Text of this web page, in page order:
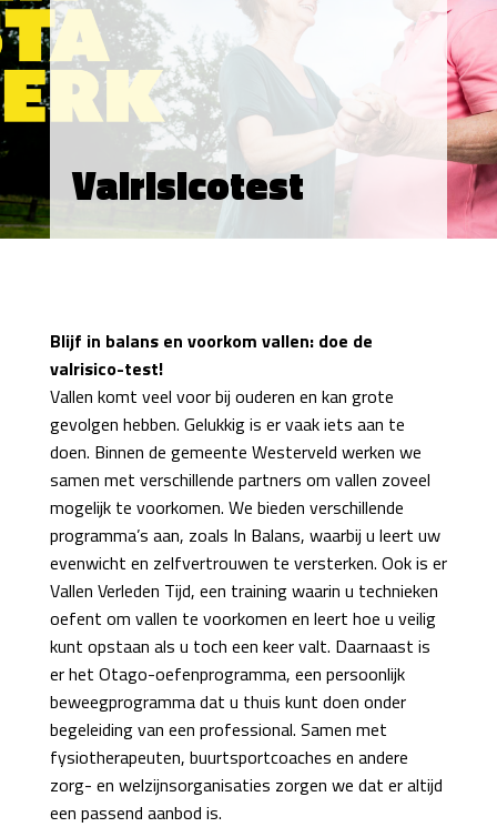
Valrisicotest
Blijf in balans en voorkom vallen: doe de
valrisico-test!
Vallen komt veel voor bij ouderen en kan grote
gevolgen hebben. Gelukkig is er vaak iets aan te
doen. Binnen de gemeente Westerveld werken we
samen met verschillende partners om vallen zoveel
mogelijk te voorkomen. We bieden verschillende
programma’s aan, zoals In Balans, waarbij u leert uw
evenwicht en zelfvertrouwen te versterken. Ook is er
Vallen Verleden Tijd, een training waarin u technieken
oefent om vallen te voorkomen en leert hoe u veilig
kunt opstaan als u toch een keer valt. Daarnaast is
er het Otago-oefenprogramma, een persoonlijk
beweegprogramma dat u thuis kunt doen onder
begeleiding van een professional. Samen met
fysiotherapeuten, buurtsportcoaches en andere
zorg- en welzijnsorganisaties zorgen we dat er altijd
een passend aanbod is.